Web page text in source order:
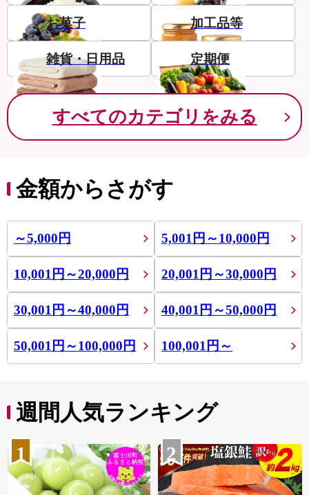
お菓子 加工品等
雑貨・日用品 定期便
すべてのカテゴリをみる
金額からさがす
～5,000円 5,001円～10,000円
10,001円～20,000円 20,001円～30,000円
30,001円～40,000円 40,001円～50,000円
50,001円～100,000円 100,001円～
週間人気ランキング
1 2